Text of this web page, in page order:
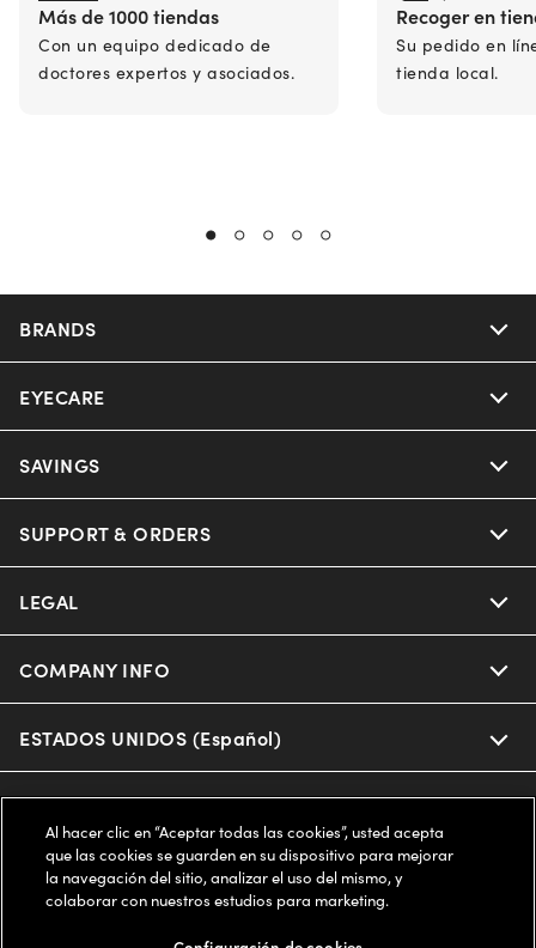
Más de 1000 tiendas
Con un equipo dedicado de
doctores expertos y asociados.
Recoger en
Su pedido en
tienda local.
BRANDS
Nuance Audio
Ray-Ban
Miu Miu
Prada
Michael Kors
Coach
EYECARE
Our Eyeglasses
Our Sunglasses
Eyewear Trends
Our Lenses
Schedule an Eye Exam
SAVINGS
Offers & Discount
Insurance
AARP Members
SUPPORT & ORDERS
Help Center
Online Order Status
Frame Advisor
Style Guide
LEGAL
Privacy Policy
Terms of Use
Notice of Financial Incentive
Independent Doctor's Notice
COMPANY INFO
About us
Accessibility
Our Flagship Stores
ESTADOS UNIDOS (Español)
Buy now, pay later with Klarna*, Affirm or Cash App Afterpay.
Learn More
Al hacer clic en “Aceptar todas las cookies”, usted acepta
que las cookies se guarden en su dispositivo para mejorar
la navegación del sitio, analizar el uso del mismo, y
colaborar con nuestros estudios para marketing.